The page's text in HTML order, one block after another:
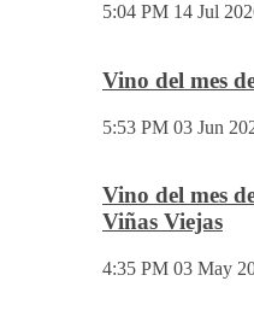
EN EL
Vino del mes
Viñas Viejas